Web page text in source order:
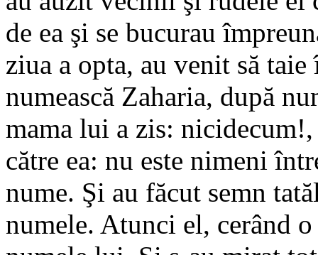
de ea şi se bucurau
ziua a opta, au venit să
numească Zaharia, după
mama lui a zis:
către ea: nu este nimeni
nume. Şi au făcut semn
numele. Atunci el, cerând